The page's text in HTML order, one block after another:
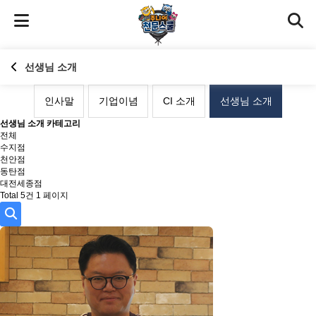
선생님 소개
인사말 기업이념 CI 소개 선생님 소개
선생님 소개 카테고리
전체
수지점
천안점
동탄점
대전세종점
Total 5건 1 페이지